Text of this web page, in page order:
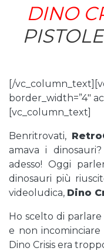
DINO
[/
border_width=”4″
[vc_column_text]
Benritrovati,
amava i
adesso! Oggi
dinosauri più
videoludica, Dino
Ho scelto di
e non
Dino Crisis era